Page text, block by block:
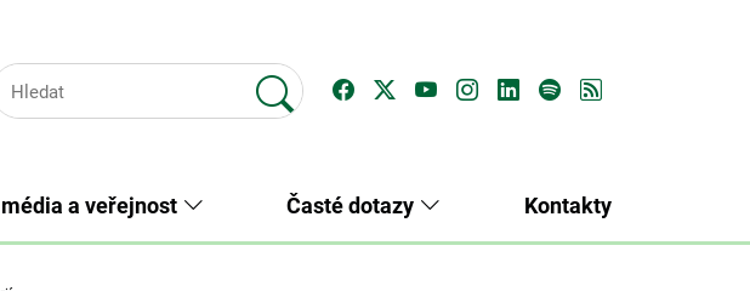
a veřejnost Časté dotazy Kontakty